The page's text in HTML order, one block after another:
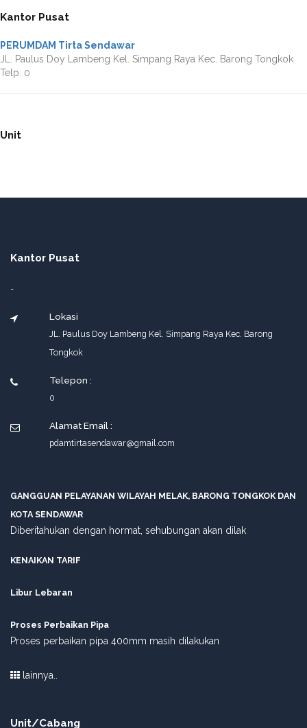
Kantor Pusat
PERUMDAM Tirta Sendawar
JL. Paulus Doy Lambeng Kel. Simpang Raya Kec. Barong Tongkok
Telp. 0
Unit
Kantor Pusat
-
Lokasi
JL. Paulus Doy Lambeng Kel. Simpang Raya Kec. Barong
Tongkok
Telepon :
0
Alamat Email :
pdamtirtasendawar@gmail.com
GANGGUAN PELAYANAN WILAYAH MELAK, BARONG TONGKOK DAN
KOTA SENDAWAR
Diberitahukan dengan hormat, sehubungan akan dilak
KENAIKAN TARIF
Libur Lebaran
Proses Perbaikan Pipa
Proses perbaikan pipa 400mm masih dilakukan
lainnya..
Unit/Cabang